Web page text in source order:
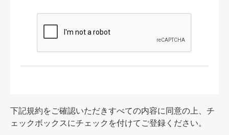
下記規約をご確認いただきすべての内容に同意の上、チ
ェックボックスにチェックを付けてご登録ください。